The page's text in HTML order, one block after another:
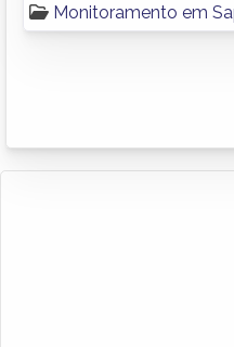
Monitoramento em